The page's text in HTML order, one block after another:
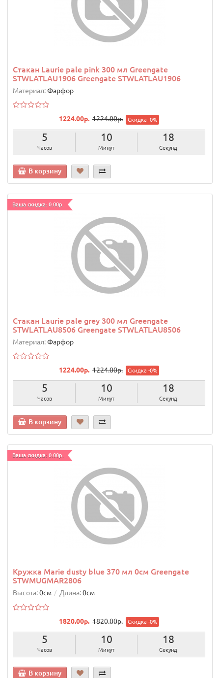
Стакан Laurie pale pink 300 мл Greengate
STWLATLAU1906 Greengate STWLATLAU1906
Материал:Фарфор
1224.00р. 1224.00р. Скидка -0%
5
Часов
10
Минут
17
Секунд
В корзину
Ваша скидка: 0.00р.
Стакан Laurie pale grey 300 мл Greengate
STWLATLAU8506 Greengate STWLATLAU8506
Материал:Фарфор
1224.00р. 1224.00р. Скидка -0%
5
Часов
10
Минут
17
Секунд
В корзину
Ваша скидка: 0.00р.
Кружка Marie dusty blue 370 мл 0см Greengate
STWMUGMAR2806
Высота:0см Длина:0см
1820.00р. 1820.00р. Скидка -0%
5
Часов
10
Минут
17
Секунд
В корзину